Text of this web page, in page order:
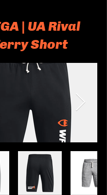
| UA Rival
Short